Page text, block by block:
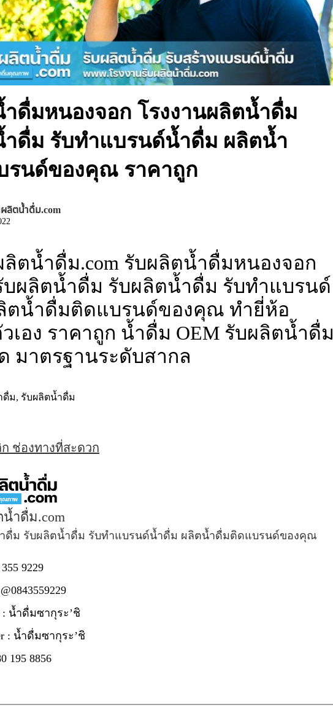
ดื่มหนองจอก โรงงานผลิตน้ำดื่ม
ดื่ม รับทำแบรนด์น้ำดื่ม ผลิตน้ำ
รนด์ของคุณ ราคาถูก
ผลิตน้ำดื่ม.com
ลิตน้ำดื่ม.com รับผลิตน้ำดื่มหนองจอก
บผลิตน้ำดื่ม รับผลิตน้ำดื่ม รับทำแบรนด์
ตน้ำดื่มติดแบรนด์ของคุณ ทำยี่ห้อ
เอง ราคาถูก น้ำดื่ม OEM รับผลิตน้ำดื่ม
มาตรฐานระดับสากล
ดื่ม, รับผลิตน้ำดื่ม
ช่องทางที่สะดวก
ำดื่ม.com
ำดื่ม รับผลิตน้ำดื่ม รับทำแบรนด์น้ำดื่ม ผลิตน้ำดื่มติดแบรนด์ของคุณ
9229
: น้ำดื่มซากุระ’ชิ
: น้ำดื่มซากุระ’ชิ
195 8856